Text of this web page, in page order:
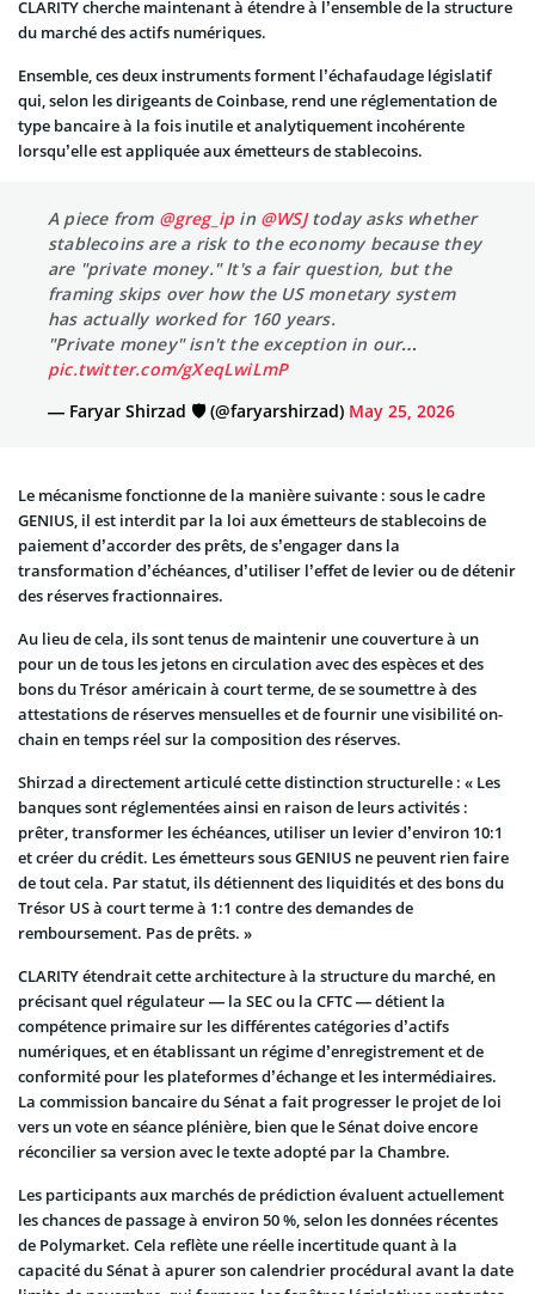
CLARITY cherche maintenant à étendre à l’ensemble de la structure
du marché des actifs numériques.
Ensemble, ces deux instruments forment l’échafaudage législatif
qui, selon les dirigeants de Coinbase, rend une réglementation de
type bancaire à la fois inutile et analytiquement incohérente
lorsqu’elle est appliquée aux émetteurs de stablecoins.
A piece from @greg_ipin @WSJtoday asks whether
stablecoins are a risk to the economy because they
are "private money." It's a fair question, but the
framing skips over how the US monetary system
has actually worked for 160 years.
"Private money" isn't the exception in our…
pic.twitter.com/gXeqLwiLmP
— Faryar Shirzad 🛡️ (@faryarshirzad) May 25, 2026
Le mécanisme fonctionne de la manière suivante : sous le cadre
GENIUS, il est interdit par la loi aux émetteurs de stablecoins de
paiement d’accorder des prêts, de s’engager dans la
transformation d’échéances, d’utiliser l’effet de levier ou de détenir
des réserves fractionnaires.
Au lieu de cela, ils sont tenus de maintenir une couverture à un
pour un de tous les jetons en circulation avec des espèces et des
bons du Trésor américain à court terme, de se soumettre à des
attestations de réserves mensuelles et de fournir une visibilité on-
chain en temps réel sur la composition des réserves.
Shirzad a directement articulé cette distinction structurelle : « Les
banques sont réglementées ainsi en raison de leurs activités :
prêter, transformer les échéances, utiliser un levier d’environ 10:1
et créer du crédit. Les émetteurs sous GENIUS ne peuvent rien faire
de tout cela. Par statut, ils détiennent des liquidités et des bons du
Trésor US à court terme à 1:1 contre des demandes de
remboursement. Pas de prêts. »
CLARITY étendrait cette architecture à la structure du marché, en
précisant quel régulateur — la SEC ou la CFTC — détient la
compétence primaire sur les différentes catégories d’actifs
numériques, et en établissant un régime d’enregistrement et de
conformité pour les plateformes d’échange et les intermédiaires.
La commission bancaire du Sénat a fait progresser le projet de loi
vers un vote en séance plénière, bien que le Sénat doive encore
réconcilier sa version avec le texte adopté par la Chambre.
Les participants aux marchés de prédiction évaluent actuellement
les chances de passage à environ 50 %, selon les données récentes
de Polymarket. Cela reflète une réelle incertitude quant à la
capacité du Sénat à apurer son calendrier procédural avant la date